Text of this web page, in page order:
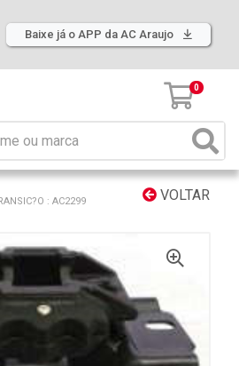
Baixe já o APP da AC Araujo
0
VOLTAR
: AC2299